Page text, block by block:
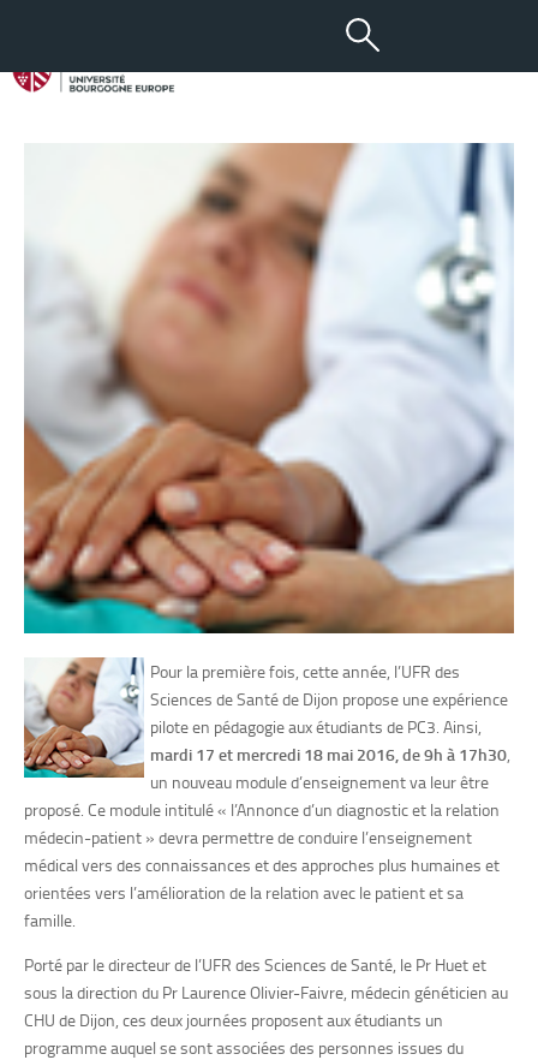
13 MAI 2016
Nouveau module pour les PC3
Pour la première fois, cette année, l’UFR des
Sciences de Santé de Dijon propose une expérience
pilote en pédagogie aux étudiants de PC3. Ainsi,
mardi 17 et mercredi 18 mai 2016, de 9h à 17h30,
un nouveau module d’enseignement va leur être
proposé. Ce module intitulé « l’Annonce d’un diagnostic et la relation
médecin-patient » devra permettre de conduire l’enseignement
médical vers des connaissances et des approches plus humaines et
orientées vers l’amélioration de la relation avec le patient et sa
famille.
Porté par le directeur de l’UFR des Sciences de Santé, le Pr Huet et
sous la direction du Pr Laurence Olivier-Faivre, médecin généticien au
CHU de Dijon, ces deux journées proposent aux étudiants un
programme auquel se sont associées des personnes issues du